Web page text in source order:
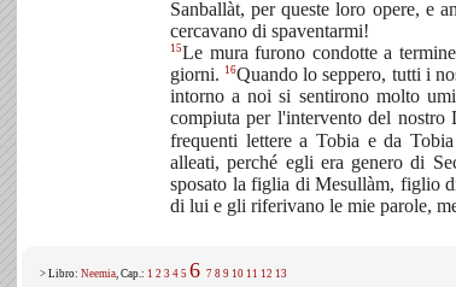
Sanballàt, per queste loro opere, e
cercavano di spaventarmi!
15Le mura furono condotte a
giorni. 16Quando lo seppero, tutti i
intorno a noi si sentirono molto
compiuta per l'intervento del nostro
frequenti lettere a Tobia e da
alleati, perché egli era genero di
sposato la figlia di Mesullàm, figlio
di lui e gli riferivano le mie parole,
> Libro: Neemia, Cap.: 1 2 3 4 5 6 7 8 9 10 11 12 13